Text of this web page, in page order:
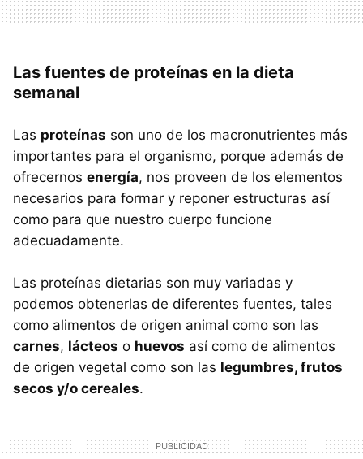
Las fuentes de proteínas en la dieta
semanal
Las proteínas son uno de los macronutrientes más
importantes para el organismo, porque además de
ofrecernos energía, nos proveen de los elementos
necesarios para formar y reponer estructuras así
como para que nuestro cuerpo funcione
adecuadamente.
Las proteínas dietarias son muy variadas y
podemos obtenerlas de diferentes fuentes, tales
como alimentos de origen animal como son las
carnes, lácteos o huevos así como de alimentos
de origen vegetal como son las legumbres, frutos
secos y/o cereales.